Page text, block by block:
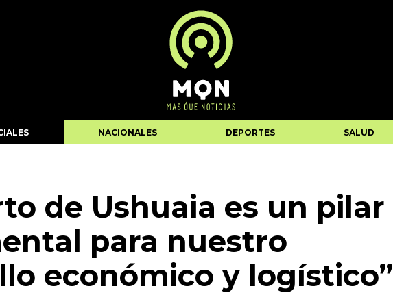
NACIONALES DEPORTES SALUD
de Ushuaia es un pilar
para nuestro
económico y logístico”